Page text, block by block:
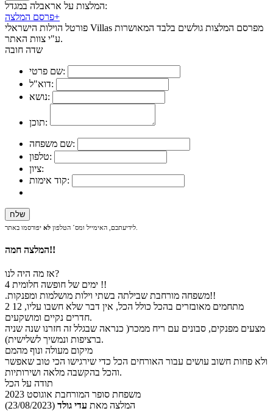
המלצות על אראבלה במגדל:
פרסם המלצה+
פורטל הוילות הישראלי Villas מפרסם המלצות גולשים בלבד המאושרות
ע"י צוות האתר.
שדה חובה
שם פרטי:
דוא"ל:
נושא:
תוכן:
שם משפחה:
טלפון:
ציון:
קוד אימות:
לידיעתכם, האימייל ומס´ הטלפון לא
המלצה חמה!!
אז מה היה לנו?
4 ימים של חופשה חלומית !!
.משפחה מורחבת שבילתה בשתי וילות מושלמות ומפנקות!!
2 מתחמים מאובזרים בהכל כולל הכל, אין דבר שלא חשבו עליו, 12
חדרים נקיים ומושקעים.
מצעים מפנקים, סבונים עם ריח ממכר( כנראה שבגלל זה חזרנו שנה שניה
ברציפות ונמשיך לשלישית).
מיקום מעולה ונוף מהמם
ולא פחות חשוב עושים עבור האורחים הכל כדי שירגישו הכי טוב שאפשר
והכל בהקשבה מלאה ושירותיות.
תודה על הכל
משפחת סופר המורחבת אוגוסט 2023
המלצה מאת עדי גולד (23/08/2023)